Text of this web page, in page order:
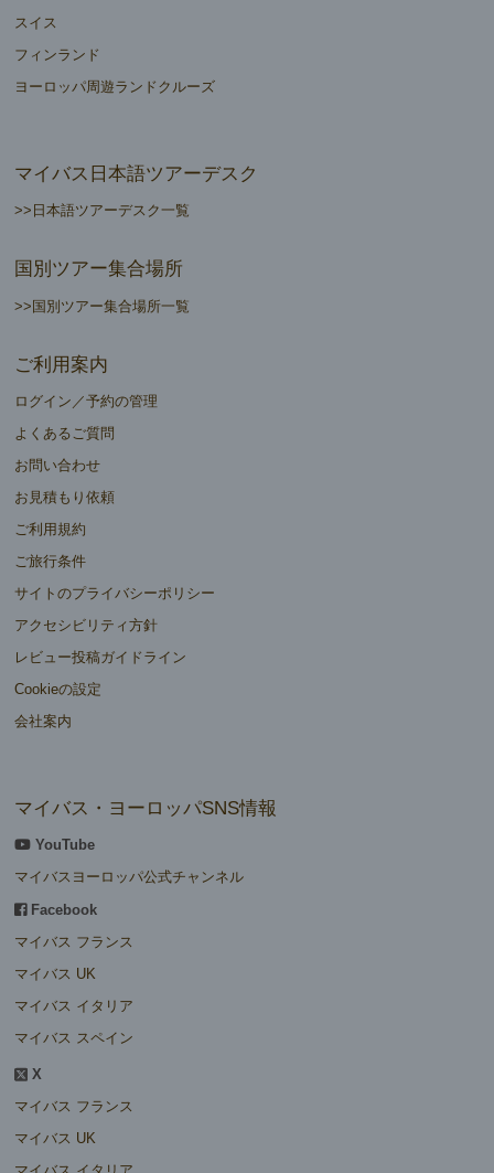
スイス
フィンランド
ヨーロッパ周遊ランドクルーズ
マイバス日本語ツアーデスク
>>日本語ツアーデスク一覧
国別ツアー集合場所
>>国別ツアー集合場所一覧
ご利用案内
ログイン／予約の管理
よくあるご質問
お問い合わせ
お見積もり依頼
ご利用規約
ご旅行条件
サイトのプライバシーポリシー
アクセシビリティ方針
レビュー投稿ガイドライン
Cookieの設定
会社案内
マイバス・ヨーロッパSNS情報
YouTube
マイバスヨーロッパ公式チャンネル
Facebook
マイバス フランス
マイバス UK
マイバス イタリア
マイバス スペイン
X
マイバス フランス
マイバス UK